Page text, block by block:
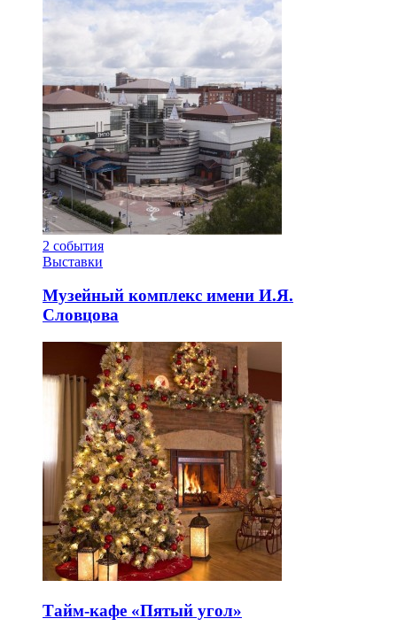
2 события
Выставки
Музейный комплекс имени И.Я.
Словцова
Тайм-кафе «Пятый угол»